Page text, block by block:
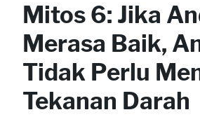
Mitos 6: Jika
Merasa Baik,
Tidak Perlu
Tekanan Darah